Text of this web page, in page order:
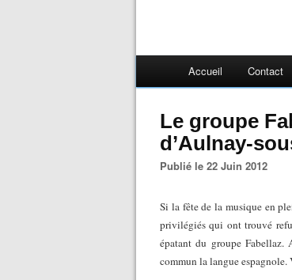
Accueil Contact
Le groupe
d’Aulnay-
Publié le 22 Juin 2012
Si la fête de la musique en
privilégiés qui ont trouvé
épatant du groupe Fabellaz.
commun la langue